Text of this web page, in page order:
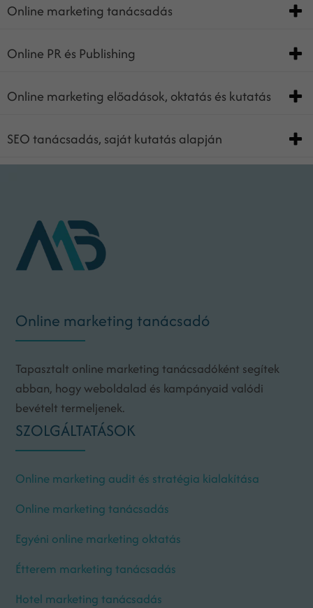
Online marketing tanácsadás
Online PR és Publishing
Online marketing előadások, oktatás és kutatás
SEO tanácsadás, saját kutatás alapján
Online marketing tanácsadó
Tapasztalt online marketing tanácsadóként segítek
abban, hogy weboldalad és kampányaid valódi
bevételt termeljenek.
SZOLGÁLTATÁSOK
Online marketing audit és stratégia kialakítása
Online marketing tanácsadás
Egyéni online marketing oktatás
Étterem marketing tanácsadás
Hotel marketing tanácsadás